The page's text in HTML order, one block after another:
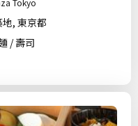
Tokyo
, 東京都
/ 壽司